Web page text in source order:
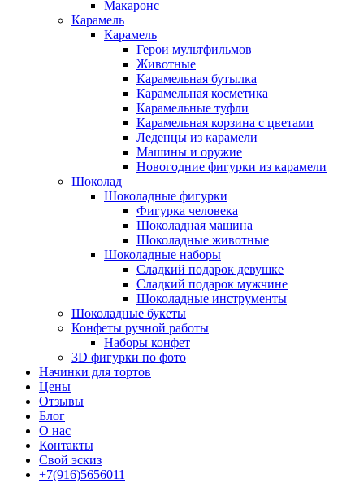
Макаронс
Карамель
Карамель
Герои мультфильмов
Животные
Карамельная бутылка
Карамельная косметика
Карамельные туфли
Карамельная корзина с цветами
Леденцы из карамели
Машины и оружие
Новогодние фигурки из карамели
Шоколад
Шоколадные фигурки
Фигурка человека
Шоколадная машина
Шоколадные животные
Шоколадные наборы
Сладкий подарок девушке
Сладкий подарок мужчине
Шоколадные инструменты
Шоколадные букеты
Конфеты ручной работы
Наборы конфет
3D фигурки по фото
Начинки для тортов
Цены
Отзывы
Блог
О нас
Контакты
Свой эскиз
+7(916)5656011